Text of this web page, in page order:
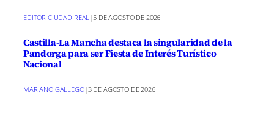
EDITOR CIUDAD REAL|5 DE AGOSTO DE 2026
Castilla-La Mancha destaca la singularidad de la
Pandorga para ser Fiesta de Interés Turístico
Nacional
MARIANO GALLEGO|3 DE AGOSTO DE 2026